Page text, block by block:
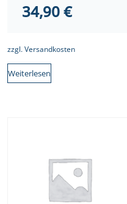
34,90€
zzgl.Versandkosten
Weiterlesen